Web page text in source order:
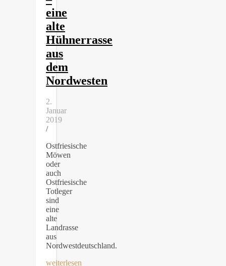
eine
alte
Hühnerrasse
aus
dem
Nordwesten
2.
Januar
2019
/
Ostfriesische
Möwen
oder
auch
Ostfriesische
Totleger
sind
eine
alte
Landrasse
aus
Nordwestdeutschland.
weiterlesen